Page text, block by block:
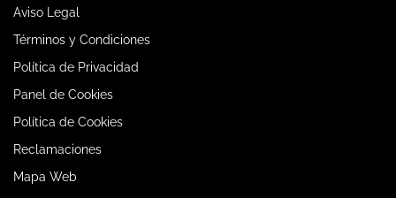
Aviso Legal
Términos y Condiciones
Política de Privacidad
Panel de Cookies
Política de Cookies
Reclamaciones
Mapa Web